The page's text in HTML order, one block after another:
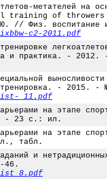
метателей на
training of
// Физ.
c2-2011.pdf
тренировке
и практика. -
тренировка. -
_11.pdf
на этапе
- 23 с.: ил.
на этапе
табл.
и
46.